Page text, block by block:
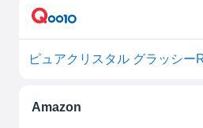
ピュアクリスタル グラッシ
Amazon